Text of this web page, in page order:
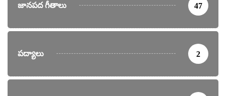
జానపద గీతాలు 47
పద్యాలు 2